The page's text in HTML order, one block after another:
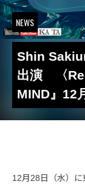
NEWS
Shin
出演 〈
MIND』12
12月28日（水）